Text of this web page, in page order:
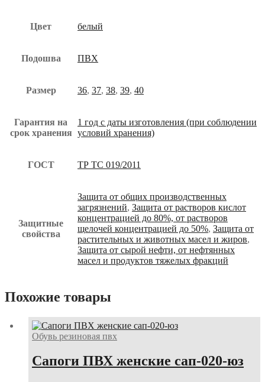
Цвет белый
Подошва ПВХ
Размер 36, 37, 38, 39, 40
Гарантия на
срок хранения
1 год с даты изготовления (при соблюдении
условий хранения)
ГОСТ ТР ТС 019/2011
Защитные
свойства
Защита от общих производственных
загрязнений, Защита от растворов кислот
концентрацией до 80%, от растворов
щелочей концентрацией до 50%, Защита от
растительных и животных масел и жиров,
Защита от сырой нефти, от нефтянных
масел и продуктов тяжелых фракций
Похожие товары
Обувь резиновая пвх
Сапоги ПВХ женские сап-020-юз